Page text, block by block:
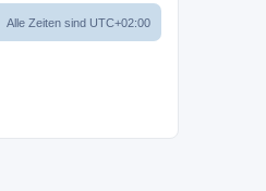
Alle Zeiten sind UTC+02:00